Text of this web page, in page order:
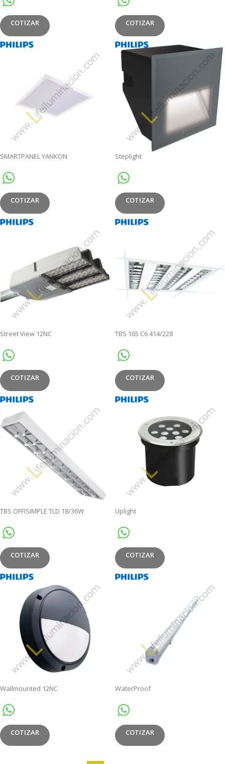
COTIZAR COTIZAR
SMARTPANEL YANKON
COTIZAR
Steplight
COTIZAR
Street View 12NC
COTIZAR
TBS 165 C6 414/228
COTIZAR
TBS OFFISIMPLE TLD 18/36W
COTIZAR
Uplight
COTIZAR
Wallmounted 12NC
COTIZAR
WaterProof
COTIZAR